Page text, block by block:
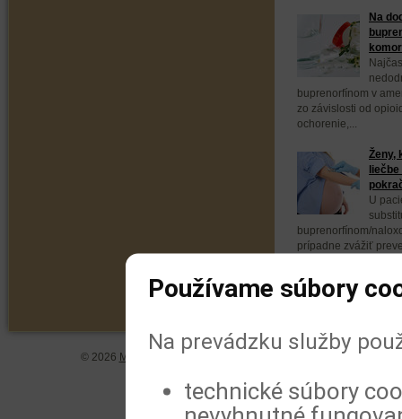
Na
buprenorfínom v
zo závislosti od
ochorenie,...
Ženy,
liečbe
U
buprenorfínom/
prípadne zvážiť
© 2026 MeDitorial | ISSN 1804-0802 | Zásady
Používame súbory
Na prevádzku služby
technické súbory